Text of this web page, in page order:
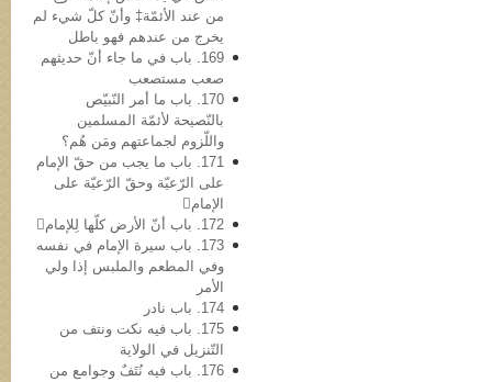
من عند الأئمّة‡ وأنّ کلّ شيء لم
یخرج من عندهم فهو باطل
169. باب في ما جاء أنّ حدیثهم
صعب مستصعب
170. باب ما أمر النّبيّص
بالنّصیحة لأئمّة المسلمین
واللّزوم لجماعتهم ومَن هُم؟
171. باب ما یجب من حقّ الإمام
علی الرّعیّة وحقّ الرّعیّة علی
الإمام
172. باب أنّ الأرض کلّها لِلإمام
173. باب سیرة الإمام في نفسه
وفي المطعم والملبس إذا ولي
الأمر
174. باب نادر
175. باب فیه نکت ونتف من
التّنزیل في الولایة
176. باب فیه نُتَفٌ وجوامع من